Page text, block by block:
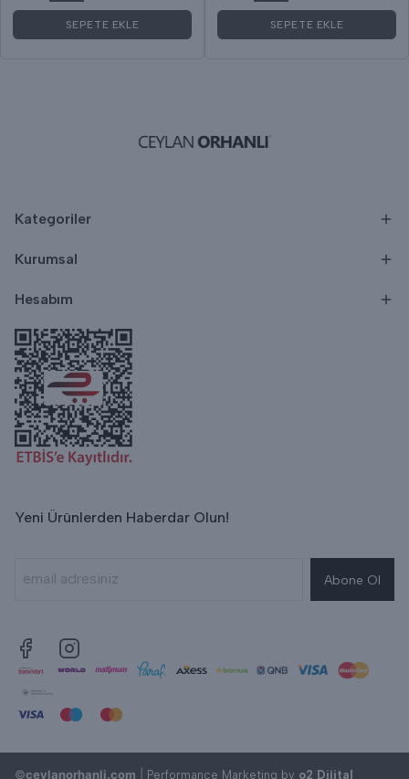
SEPETE EKLE SEPETE EKLE
Kategoriler
Kurumsal
Hesabım
Yeni Ürünlerden Haberdar Olun!
Abone Ol
©ceylanorhanli.com Performance Marketing by o2 Dijital